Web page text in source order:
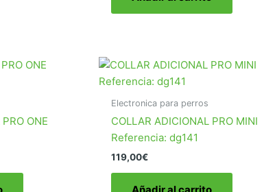
ONE
Electronica para perros
COLLAR ADICIONAL PRO MINI
Referencia: dg141
119,00€